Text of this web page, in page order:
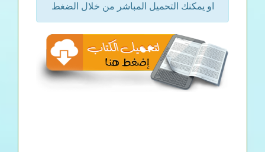
او يمكنك التحميل المباشر من خلال الضغط